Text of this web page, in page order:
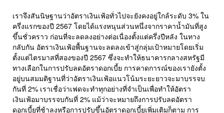
เราจึงสันนิษฐานว่าอัตราเงินเฟ้อทั่วไปจะยังคงอยู่ใกล้ระดับ 3% ใน
ครึ่งแรกของปี 2567 โดยได้แรงหนุนส่วนหนึ่งจากราคาน้ำมันที่สูง
ขึ้นชั่วคราว ก่อนที่จะลดลงอย่างต่อเนื่องตั้งแต่ครึ่งปีหลัง ในทาง
กลับกัน อัตราเงินเฟ้อพื้นฐานจะลดลงเข้าสู่กลุ่มเป้าหมายโดยเริ่ม
ตั้งแต่ไตรมาสที่สองของปี 2567 ซึ่งจะทำให้ธนาคารกลางสหรัฐมี
ทางเลือกในการปรับลดอัตราดอกเบี้ย การคาดการณ์ของเรายังตั้ง
อยู่บนสมมติฐานที่ว่าอัตราเงินเฟ้อแนวโน้มระยะยาวจะมาบรรจบ
กันที่ 2% เราเชื่อว่าเฟดจะทำทุกอย่างที่จำเป็นเพื่อทำให้อัตรา
เงินเฟ้อมาบรรจบกันที่ 2% แม้ว่าจะหมายถึงการปรับลดอัตรา
ดอกเบี้ยที่ช้าลงหรือการปรับขึ้นอัตราดอกเบี้ยเพิ่มเติมก็ตาม การ